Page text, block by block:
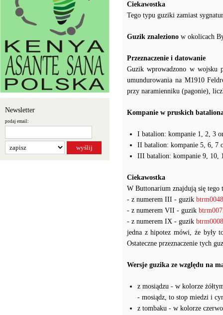
Newsletter
podaj email:
Ciekawostka
Tego typu guziki zamiast
Guzik znaleziono w okolicach
Przeznaczenie i datowanie
Guzik wprowadzono w wojsku
umundurowania na M1910
przy naramienniku (pagonie),
Kompanie w pruskich
I batalion: kompanie 1, 2, 3
II batalion: kompanie 5, 6, 7
III batalion: kompanie 9, 10,
Ciekawostka
W Buttonarium znajdują się
- z numerem III - guzik
- z numerem VII - guzik
- z numerem IX - guzik
jedna z hipotez mówi, że były
Ostateczne przeznaczenie tych
Wersje guzika ze względu na
z mosiądzu - w kolorze
- mosiądz, to stop miedzi i
z tombaku - w kolorze